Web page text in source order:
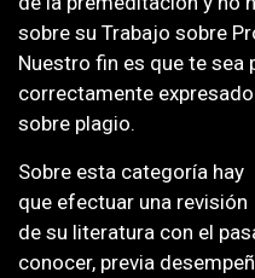
sobre su Trabajo sobre
Nuestro fin es que te sea
correctamente
sobre plagio.
Sobre esta categoría hay
que efectuar una revisión
de su literatura con el
conocer, previa